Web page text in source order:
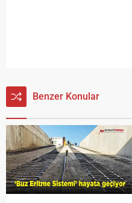
Benzer Konular